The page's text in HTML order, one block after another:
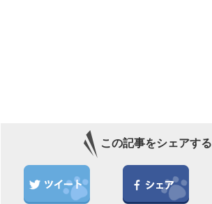
この記事をシェアする